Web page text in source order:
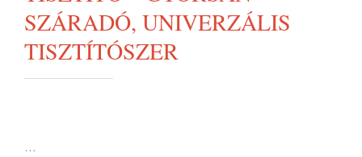
SZÁRADÓ, UNIVERZÁLIS
TISZTÍTÓSZER
…